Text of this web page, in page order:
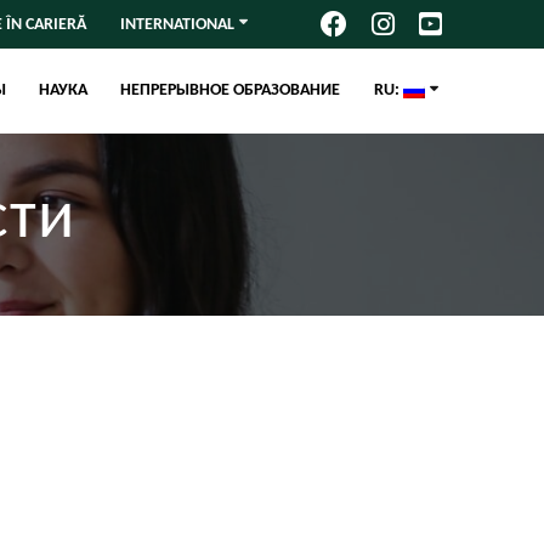
ÎN CARIERĂ INTERNATIONAL
НАУКА НЕПРЕРЫВНОЕ ОБРАЗОВАНИЕ RU: